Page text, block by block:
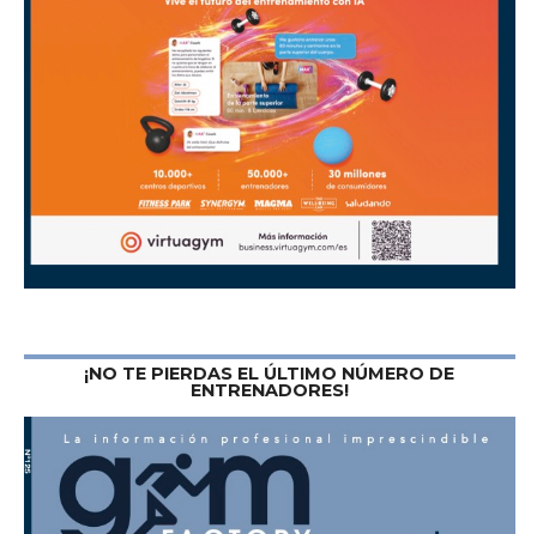
¡NO TE PIERDAS EL ÚLTIMO NÚMERO DE
ENTRENADORES!